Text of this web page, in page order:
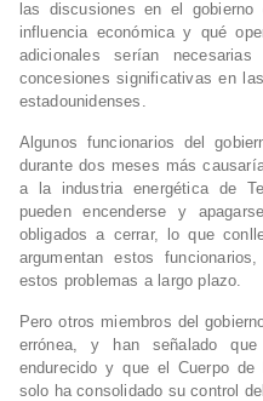
las discusiones en el
influencia económica y qué
adicionales serían
concesiones significativas en
estadounidenses.
Algunos funcionarios del
durante dos meses más
a la industria energética de
pueden encenderse y
obligados a cerrar, lo que
argumentan estos
estos problemas a largo plazo.
Pero otros miembros del
errónea, y han señalado
endurecido y que el Cuerpo de
solo ha consolidado su control